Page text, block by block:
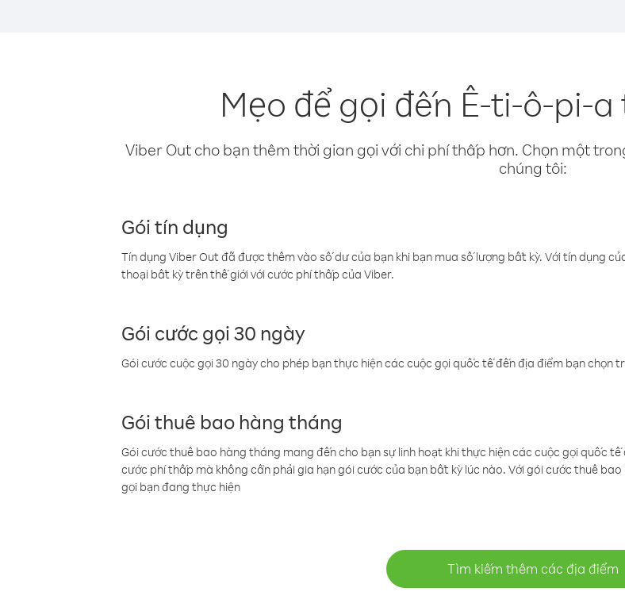
Mẹo để gọi đến Ê-ti-ô-pi-
Viber Out cho bạn thêm thời gian gọi với chi phí thấp hơn. Chọn một
chúng tôi:
Gói tín dụng
Tín dụng Viber Out đã được thêm vào số dư của bạn khi bạn mua số lượng bất kỳ. Với tín dụng
thoại bất kỳ trên thế giới với cước phí thấp của Viber.
Gói cước gọi 30 ngày
Gói cước cuộc gọi 30 ngày cho phép bạn thực hiện các cuộc gọi quốc tế đến địa điểm bạn chọn
Gói thuê bao hàng tháng
Gói cước thuê bao hàng tháng mang đến cho bạn sự linh hoạt khi thực hiện các cuộc gọi quốc
cước phí thấp mà không cần phải gia hạn gói cước của bạn bất kỳ lúc nào. Với gói cước thuê
gọi bạn đang thực hiện
Tìm kiếm thêm các địa điểm